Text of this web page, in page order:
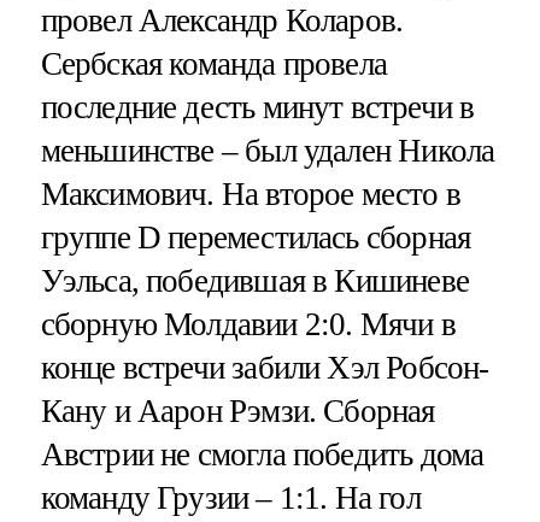
провел Александр Коларов.
Сербская команда провела
последние десть минут встречи в
меньшинстве – был удален Никола
Максимович. На второе место в
группе D переместилась сборная
Уэльса, победившая в Кишиневе
сборную Молдавии 2:0. Мячи в
конце встречи забили Хэл Робсон-
Кану и Аарон Рэмзи. Сборная
Австрии не смогла победить дома
команду Грузии – 1:1. На гол